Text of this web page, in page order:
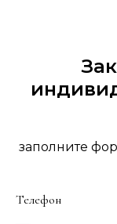
заполните
Телефон